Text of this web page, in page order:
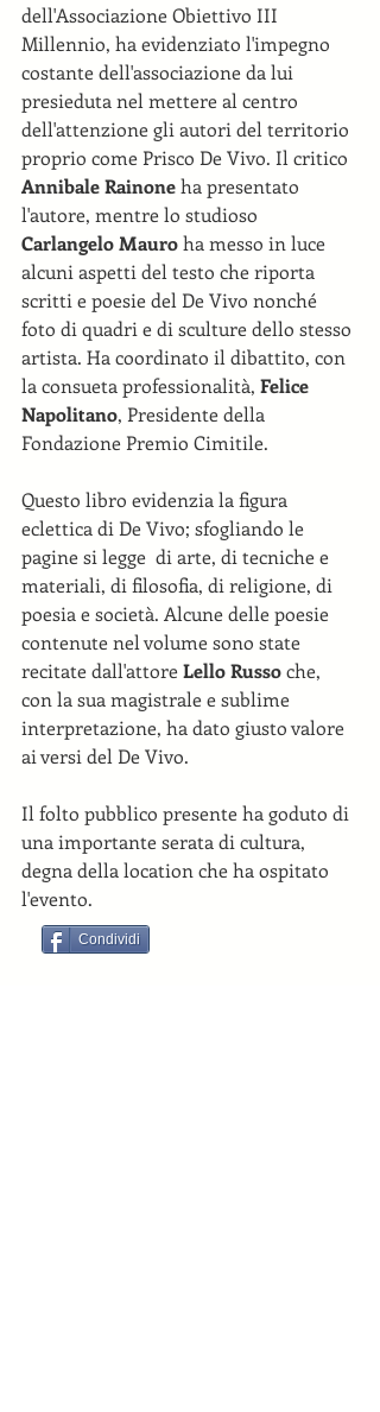
dell'Associazione Obiettivo III
Millennio, ha evidenziato l'impegno
costante dell'associazione da lui
presieduta nel mettere al centro
dell'attenzione gli autori del territorio
proprio come Prisco De Vivo. Il critico
Annibale Rainone ha presentato
l'autore, mentre lo studioso
Carlangelo Mauro ha messo in luce
alcuni aspetti del testo che riporta
scritti e poesie del De Vivo nonché
foto di quadri e di sculture dello stesso
artista. Ha coordinato il dibattito, con
la consueta professionalità, Felice
Napolitano, Presidente della
Fondazione Premio Cimitile.
Questo libro evidenzia la figura
eclettica di De Vivo; sfogliando le
pagine si legge  di arte, di tecniche e
materiali, di filosofia, di religione, di
poesia e società. Alcune delle poesie
contenute nel volume sono state
recitate dall'attore Lello Russo che,
con la sua magistrale e sublime
interpretazione, ha dato giusto valore
ai versi del De Vivo.
Il folto pubblico presente ha goduto di
una importante serata di cultura,
degna della location che ha ospitato
l'evento.
Condividi